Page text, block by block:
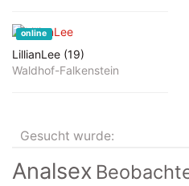
online
LillianLee (19)
Waldhof-Falkenstein
Gesucht wurde:
Analsex